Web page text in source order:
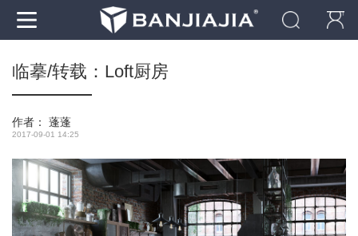
临摹/转载：Loft厨房
作者： 蓬蓬
2017-09-01 14:25